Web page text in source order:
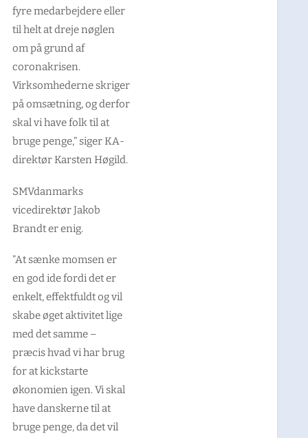
fyre medarbejdere eller
til helt at dreje nøglen
om på grund af
coronakrisen.
Virksomhederne skriger
på omsætning, og derfor
skal vi have folk til at
bruge penge,” siger KA-
direktør Karsten Høgild.
SMVdanmarks
vicedirektør Jakob
Brandt er enig.
”At sænke momsen er
en god ide fordi det er
enkelt, effektfuldt og vil
skabe øget aktivitet lige
med det samme –
præcis hvad vi har brug
for at kickstarte
økonomien igen. Vi skal
have danskerne til at
bruge penge, da det vil